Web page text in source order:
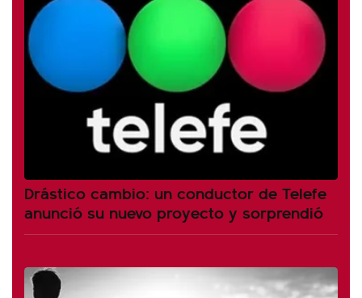
Drástico cambio: un conductor de Telefe
anunció su nuevo proyecto y sorprendió